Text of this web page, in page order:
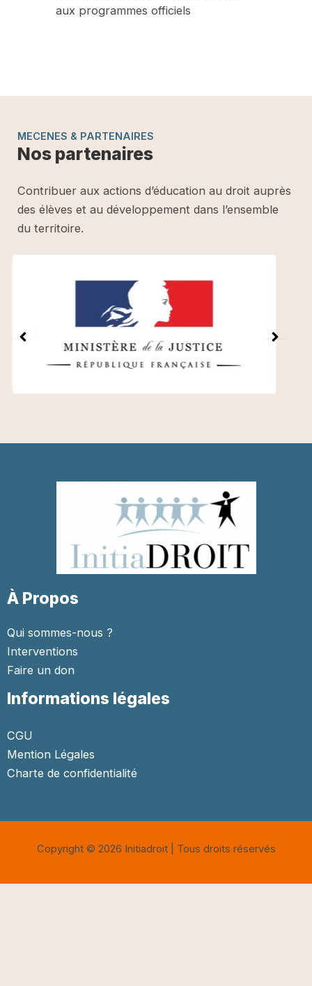
aux programmes officiels
MECENES & PARTENAIRES
Nos partenaires
Contribuer aux actions d’éducation au droit auprès
des élèves et au développement dans l’ensemble
du territoire.
À Propos
Qui sommes-nous ?
Interventions
Faire un don
Informations légales
CGU
Mention Légales
Charte de confidentialité
Copyright © 2026 Initiadroit | Tous droits réservés